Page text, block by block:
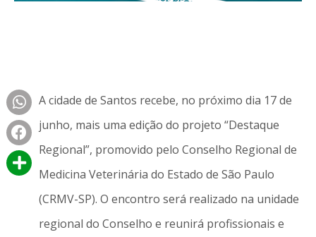
A cidade de Santos recebe, no próximo dia 17 de
junho, mais uma edição do projeto “Destaque
Regional”, promovido pelo Conselho Regional de
Medicina Veterinária do Estado de São Paulo
(CRMV-SP). O encontro será realizado na unidade
regional do Conselho e reunirá profissionais e